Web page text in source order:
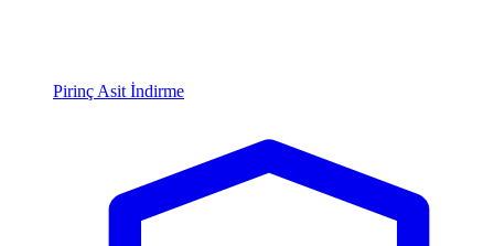
Pirinç Asit İndirme